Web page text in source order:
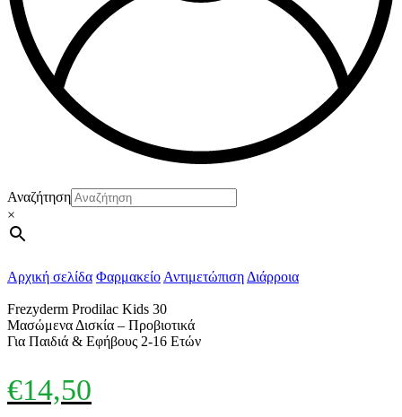
Αναζήτηση
×
Αρχική σελίδα Φαρμακείο Αντιμετώπιση Διάρροια
Frezyderm Prodilac Kids 30
Μασώμενα Δισκία – Προβιοτικά
Για Παιδιά & Εφήβους 2-16 Ετών
€14,50